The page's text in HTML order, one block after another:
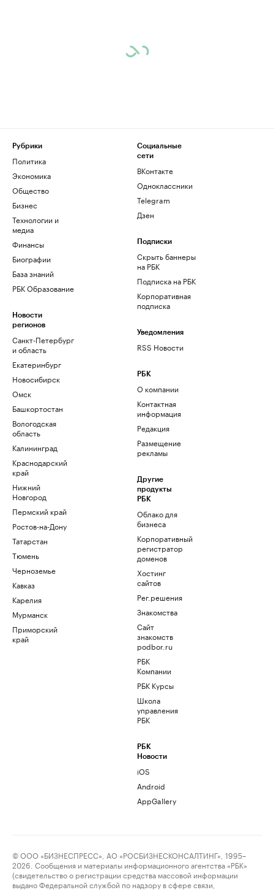
Рубрики
Политика
Экономика
Общество
Бизнес
Технологии и
медиа
Финансы
Биографии
База знаний
РБК Образование
Новости
регионов
Санкт-Петербург
и область
Екатеринбург
Новосибирск
Омск
Башкортостан
Вологодская
область
Калининград
Краснодарский
край
Нижний
Новгород
Пермский край
Ростов-на-Дону
Татарстан
Тюмень
Черноземье
Кавказ
Карелия
Мурманск
Приморский
край
Социальные
сети
ВКонтакте
Одноклассники
Telegram
Дзен
Подписки
Скрыть баннеры
на РБК
Подписка на РБК
Корпоративная
подписка
Уведомления
RSS Новости
РБК
О компании
Контактная
информация
Редакция
Размещение
рекламы
Другие
продукты
РБК
Облако для
бизнеса
Корпоративный
регистратор
доменов
Хостинг
сайтов
Рег.решения
Знакомства
Сайт
знакомств
podbor.ru
РБК
Компании
РБК Курсы
Школа
управления
РБК
РБК
Новости
iOS
Android
AppGallery
© ООО «БИЗНЕСПРЕСС», АО «РОСБИЗНЕСКОНСАЛТИНГ», 1995–
2026. Сообщения и материалы информационного агентства «РБК»
(свидетельство о регистрации средства массовой информации
выдано Федеральной службой по надзору в сфере связи,